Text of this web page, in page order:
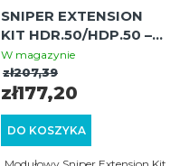
SNIPER EXTENSION
KIT HDR.50/HDP.50 –
przedłużenie lufy do
Umarex T4E cal. 50 |
Stal 12 cm | Gwint 15×1
W magazynie
DO KOSZYKA
zł177,20
zł207,39